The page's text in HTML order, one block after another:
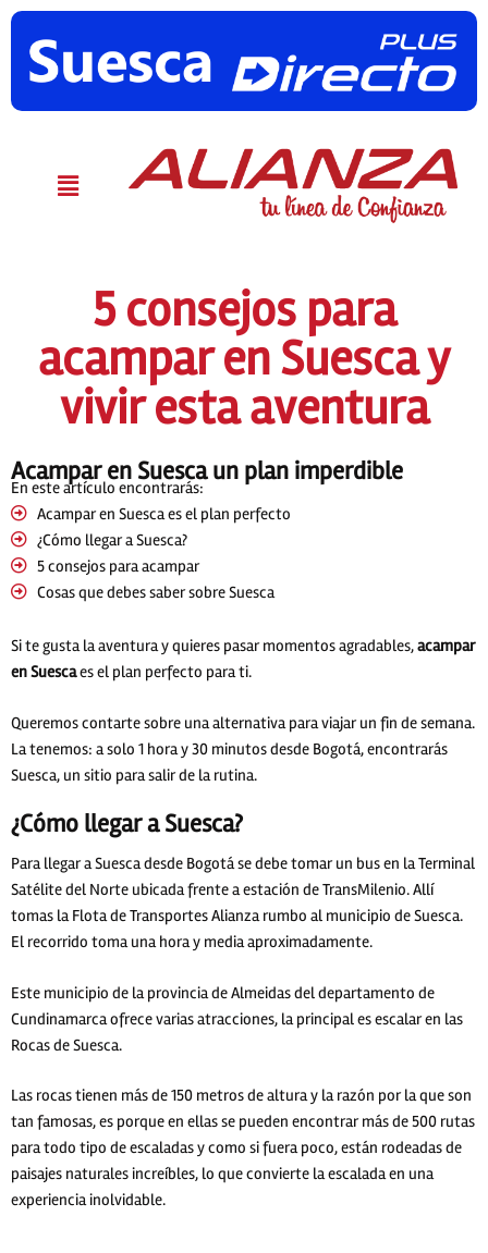
5 consejos para
acampar en Suesca y
vivir esta aventura
Acampar en Suesca un plan imperdible
En este artículo encontrarás:
Acampar en Suesca es el plan perfecto
¿Cómo llegar a Suesca?
5 consejos para acampar
Cosas que debes saber sobre Suesca
Si te gusta la aventura y quieres pasar momentos agradables,acampar
en Suescaes el plan perfecto para ti.
Queremos contarte sobre una alternativa para viajar un fin de semana.
La tenemos: a solo 1 hora y 30 minutos desde Bogotá, encontrarás
Suesca, un sitio para salir de la rutina.
¿Cómo llegar a Suesca?
Para llegar a Suesca desde Bogotá se debe tomar un bus en la Terminal
Satélite del Norte ubicada frente a estación de TransMilenio. Allí
tomas la Flota de Transportes Alianza rumbo al municipio de Suesca.
El recorrido toma una hora y media aproximadamente.
Este municipio de la provincia de Almeidas del departamento de
Cundinamarca ofrece varias atracciones, la principal es escalar en las
Rocas de Suesca.
Las rocas tienen más de 150 metros de altura y la razón por la que son
tan famosas, es porque en ellas se pueden encontrar más de 500 rutas
para todo tipo de escaladas y como si fuera poco, están rodeadas de
paisajes naturales increíbles, lo que convierte la escalada en una
experiencia inolvidable.